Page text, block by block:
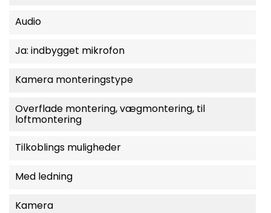
Audio
Ja: indbygget mikrofon
Kamera monteringstype
Overflade montering, vægmontering, til
loftmontering
Tilkoblings muligheder
Med ledning
Kamera